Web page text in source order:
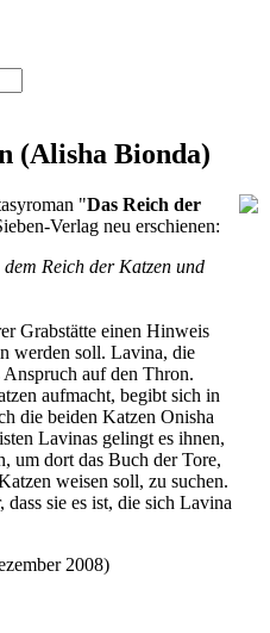
(Alisha Bionda)
"Das Reich der
Verlag neu erschienen:
Reich der Katzen und
Grabstätte einen Hinweis
werden soll. Lavina, die
auf den Thron.
aufmacht, begibt sich in
die beiden Katzen Onisha
Lavinas gelingt es ihnen,
um dort das Buch der Tore,
weisen soll, zu suchen.
sie es ist, die sich Lavina
2008)